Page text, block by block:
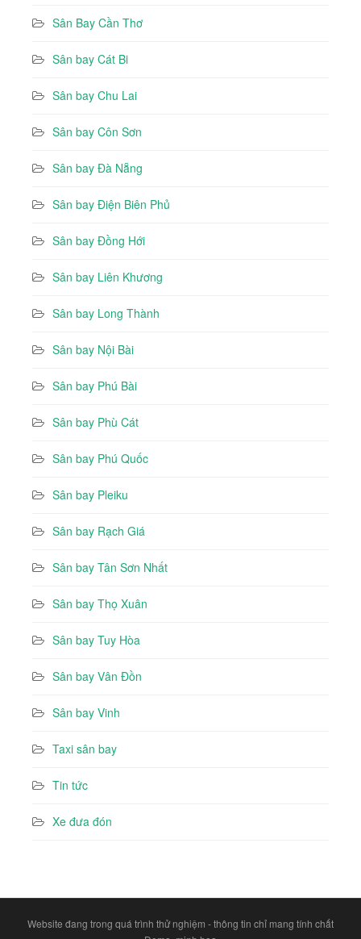
Sân Bay Cần Thơ
Sân bay Cát Bi
Sân bay Chu Lai
Sân bay Côn Sơn
Sân bay Đà Nẵng
Sân bay Điện Biên Phủ
Sân bay Đồng Hới
Sân bay Liên Khương
Sân bay Long Thành
Sân bay Nội Bài
Sân bay Phú Bài
Sân bay Phù Cát
Sân bay Phú Quốc
Sân bay Pleiku
Sân bay Rạch Giá
Sân bay Tân Sơn Nhất
Sân bay Thọ Xuân
Sân bay Tuy Hòa
Sân bay Vân Đồn
Sân bay Vinh
Taxi sân bay
Tin tức
Xe đưa đón
Website đang trong quá trình thử nghiệm - thông tin chỉ mang tính chất